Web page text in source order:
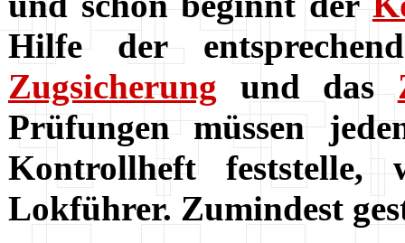
Hilfe der
Zugsicherung und das
Prüfungen müssen
Kontrollheft feststelle,
Lokführer. Zumindest